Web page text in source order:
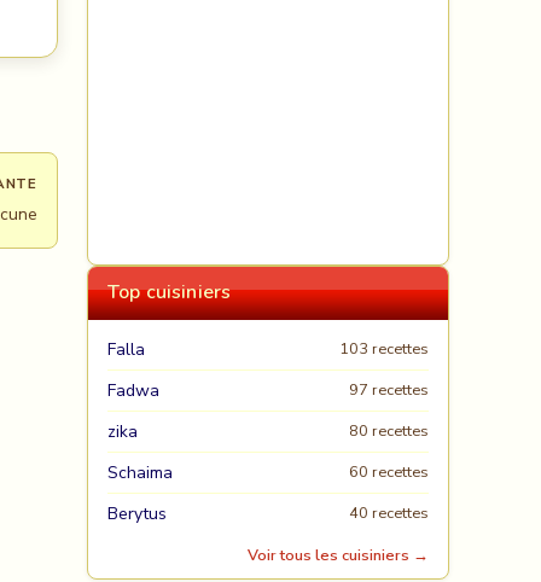
Top cuisiniers
Falla 103 recettes
Fadwa 97 recettes
zika 80 recettes
Schaima 60 recettes
Berytus
40 recettes
Voir tous les cuisiniers →